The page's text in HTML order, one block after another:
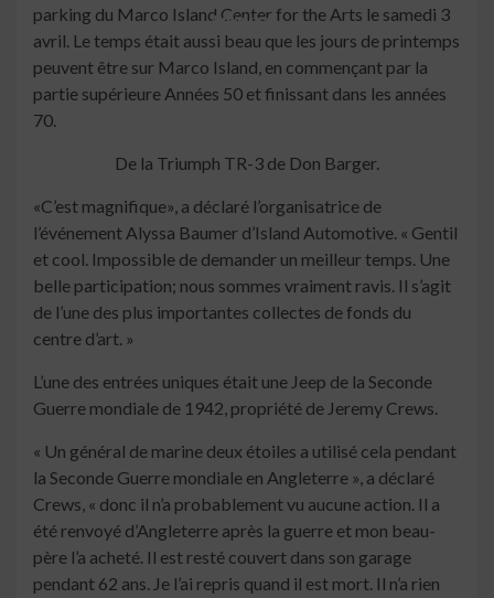
4 min read
parking du Marco Island Center for the Arts le samedi 3
avril. Le temps était aussi beau que les jours de printemps
peuvent être sur Marco Island, en commençant par la
partie supérieure Années 50 et finissant dans les années
70.
De la Triumph TR-3 de Don Barger.
«C’est magnifique», a déclaré l’organisatrice de
l’événement Alyssa Baumer d’Island Automotive. « Gentil
et cool. Impossible de demander un meilleur temps. Une
belle participation; nous sommes vraiment ravis. Il s’agit
de l’une des plus importantes collectes de fonds du
centre d’art. »
L’une des entrées uniques était une Jeep de la Seconde
Guerre mondiale de 1942, propriété de Jeremy Crews.
« Un général de marine deux étoiles a utilisé cela pendant
la Seconde Guerre mondiale en Angleterre », a déclaré
Crews, « donc il n’a probablement vu aucune action. Il a
été renvoyé d’Angleterre après la guerre et mon beau-
père l’a acheté. Il est resté couvert dans son garage
pendant 62 ans. Je l’ai repris quand il est mort. Il n’a rien